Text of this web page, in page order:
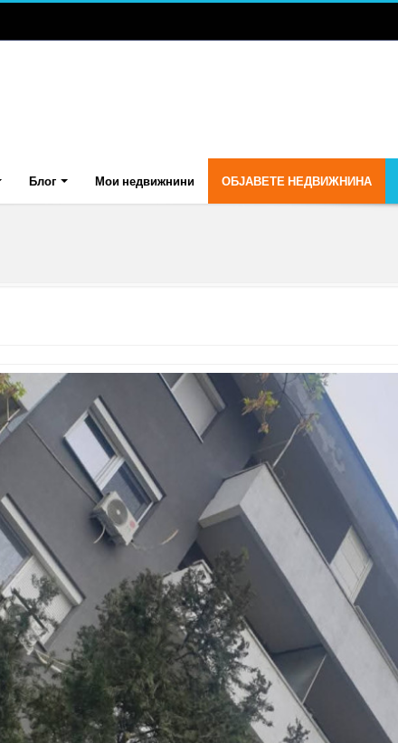
Блог Мои недвижнини ОБЈАВЕТЕ НЕДВИЖНИНА